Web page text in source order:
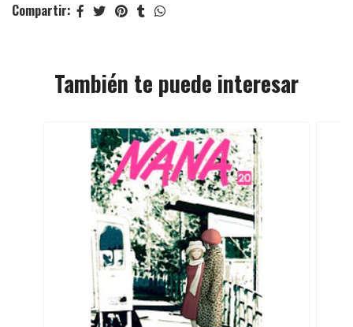
Compartir:
También te puede interesar